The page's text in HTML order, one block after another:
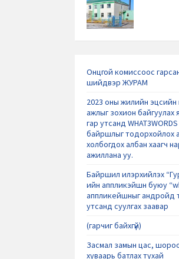
Онцгой комиссоос
шийдвэр ЖУРАМ
2023 оны жилийн эцсийн
ажлыг зохион
гар утсанд WHAT3WORDS
байршлыг тодорхойлох
холбогдох албан хаагч
ажиллана уу.
Байршил илэрхийлэх
ийн аппликэйшн буюу
аппликейшныг андройд
утсанд суулгах заавар
(гарчиг байхгүй)
Засмал замын цас,
хуваарь батлах тухай